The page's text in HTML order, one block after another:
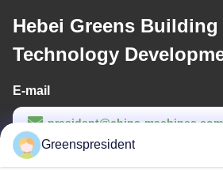
Hebei Greens Building
Technology
E-mail
president@china-
Werktijd
Greenspresident